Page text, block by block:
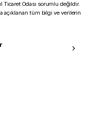
Ticaret Odası sorumlu değildir.
açıklanan tüm bilgi ve verilerin